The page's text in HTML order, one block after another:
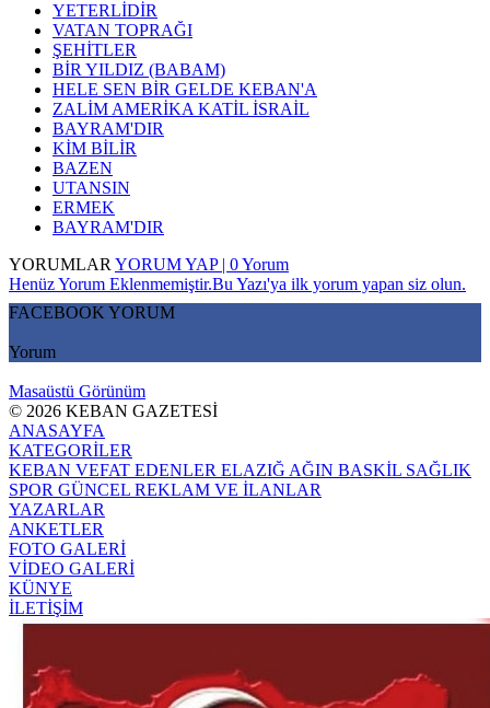
YETERLİDİR
VATAN TOPRAĞI
ŞEHİTLER
BİR YILDIZ (BABAM)
HELE SEN BİR GELDE KEBAN'A
ZALİM AMERİKA KATİL İSRAİL
BAYRAM'DIR
KİM BİLİR
BAZEN
UTANSIN
ERMEK
BAYRAM'DIR
YORUMLAR YORUM YAP | 0 Yorum
Henüz Yorum Eklenmemiştir.Bu Yazı'ya ilk yorum yapan siz olun.
FACEBOOK YORUM
Yorum
Masaüstü Görünüm
© 2026 KEBAN GAZETESİ
ANASAYFA
KATEGORİLER
KEBAN VEFAT EDENLER ELAZIĞ AĞIN BASKİL SAĞLIK
SPOR GÜNCEL REKLAM VE İLANLAR
YAZARLAR
ANKETLER
FOTO GALERİ
VİDEO GALERİ
KÜNYE
İLETİŞİM